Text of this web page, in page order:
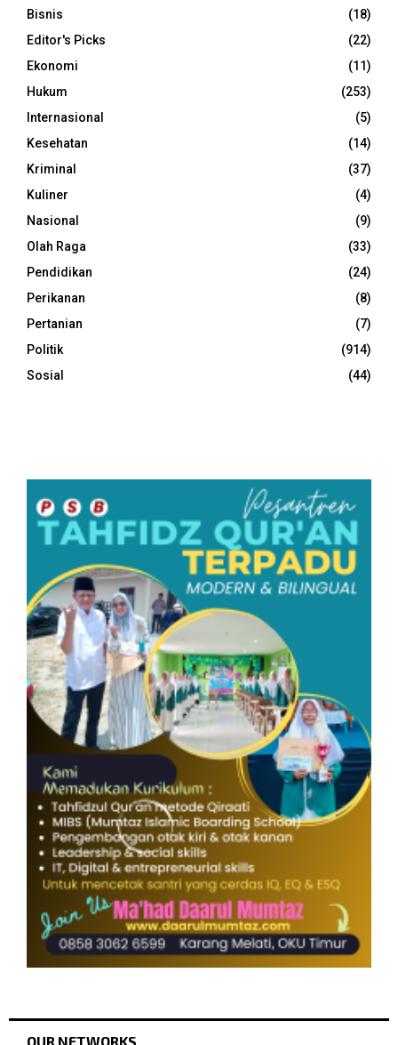
Bisnis
(18)
Editor's Picks
(22)
Ekonomi
(11)
Hukum
(253)
Internasional
(5)
Kesehatan
(14)
Kriminal
(37)
Kuliner
(4)
Nasional
(9)
Olah Raga
(33)
Pendidikan
(24)
Perikanan
(8)
Pertanian
(7)
Politik
(914)
Sosial
(44)
OUR NETWORKS